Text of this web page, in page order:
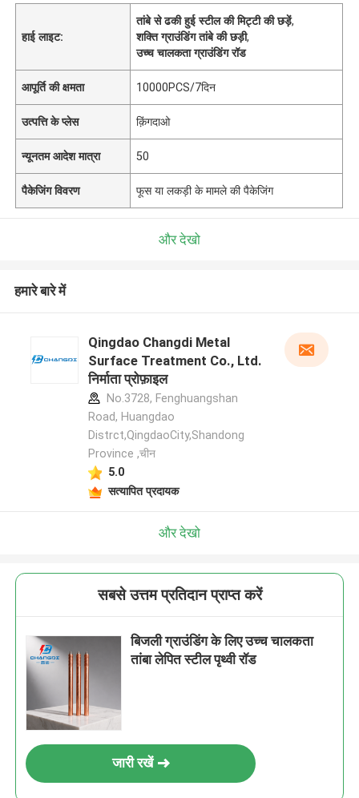
हाई लाइट:
तांबे से ढकी हुई स्टील की मिट्टी की छड़ें,
शक्ति ग्राउंडिंग तांबे की छड़ी,
उच्च चालकता ग्राउंडिंग रॉड
आपूर्ति की क्षमता 10000PCS/7दिन
उत्पत्ति के प्लेस क़िंगदाओ
न्यूनतम आदेश मात्रा 50
पैकेजिंग विवरण फूस या लकड़ी के मामले की पैकेजिंग
और देखो
हमारे बारे में
Qingdao Changdi Metal
Surface Treatment Co., Ltd.
निर्माता प्रोफ़ाइल
No.3728, Fenghuangshan
Road, Huangdao
Distrct,QingdaoCity,Shandong
Province ,चीन
5.0
सत्यापित प्रदायक
और देखो
सबसे उत्तम प्रतिदान प्राप्त करें
बिजली ग्राउंडिंग के लिए उच्च चालकता
तांबा लेपित स्टील पृथ्वी रॉड
जारी रखें